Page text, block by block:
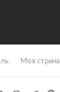
Моя страна